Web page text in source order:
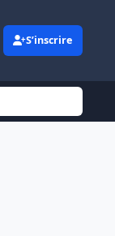
S’inscrire